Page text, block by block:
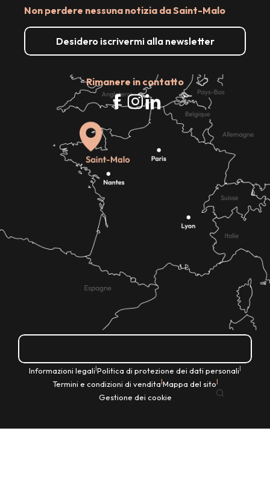
Non perdere nessuna notizia da Saint-Malo
Desidero iscrivermi alla newsletter
Rimanere in contatto
Informazioni legali|Politica di protezione dei dati personali|
Termini e condizioni di vendita|Mappa del sito|
Gestione dei cookie